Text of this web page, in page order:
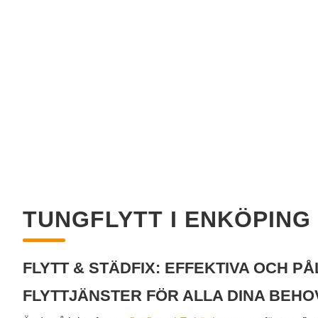
TUNGFLYTT I ENKÖPING
FLYTT & STÄDFIX: EFFEKTIVA OCH
FLYTTJÄNSTER FÖR ALLA DINA